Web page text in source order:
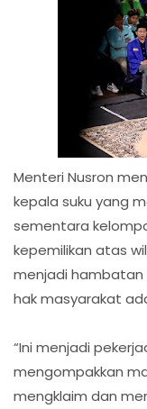
Menteri Nusron
kepala suku yang
sementara
kepemilikan atas
menjadi hambatan
hak masyarakat
“Ini menjadi
mengompakkan
mengklaim dan